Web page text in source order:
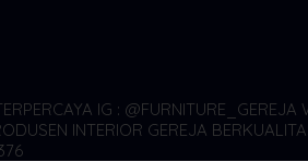
IG : @FURNITURE_GEREJA
INTERIOR GEREJA